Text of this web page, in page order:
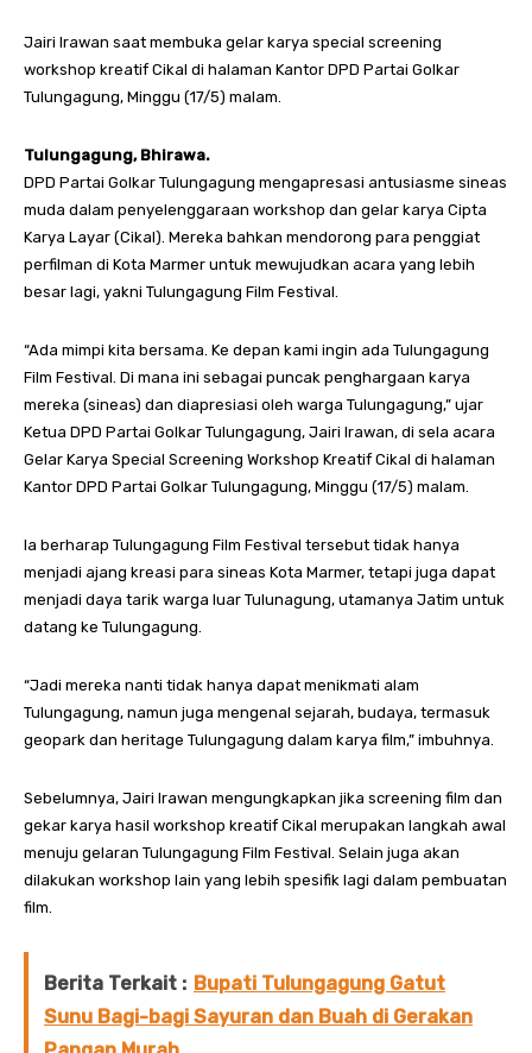
Jairi Irawan saat membuka gelar karya special screening
workshop kreatif Cikal di halaman Kantor DPD Partai Golkar
Tulungagung, Minggu (17/5) malam.
Tulungagung, Bhirawa.
DPD Partai Golkar Tulungagung mengapresasi antusiasme sineas
muda dalam penyelenggaraan workshop dan gelar karya Cipta
Karya Layar (Cikal). Mereka bahkan mendorong para penggiat
perfilman di Kota Marmer untuk mewujudkan acara yang lebih
besar lagi, yakni Tulungagung Film Festival.
“Ada mimpi kita bersama. Ke depan kami ingin ada Tulungagung
Film Festival. Di mana ini sebagai puncak penghargaan karya
mereka (sineas) dan diapresiasi oleh warga Tulungagung,” ujar
Ketua DPD Partai Golkar Tulungagung, Jairi Irawan, di sela acara
Gelar Karya Special Screening Workshop Kreatif Cikal di halaman
Kantor DPD Partai Golkar Tulungagung, Minggu (17/5) malam.
Ia berharap Tulungagung Film Festival tersebut tidak hanya
menjadi ajang kreasi para sineas Kota Marmer, tetapi juga dapat
menjadi daya tarik warga luar Tulunagung, utamanya Jatim untuk
datang ke Tulungagung.
“Jadi mereka nanti tidak hanya dapat menikmati alam
Tulungagung, namun juga mengenal sejarah, budaya, termasuk
geopark dan heritage Tulungagung dalam karya film,” imbuhnya.
Sebelumnya, Jairi Irawan mengungkapkan jika screening film dan
gekar karya hasil workshop kreatif Cikal merupakan langkah awal
menuju gelaran Tulungagung Film Festival. Selain juga akan
dilakukan workshop lain yang lebih spesifik lagi dalam pembuatan
film.
Berita Terkait : Bupati Tulungagung Gatut
Sunu Bagi-bagi Sayuran dan Buah di Gerakan